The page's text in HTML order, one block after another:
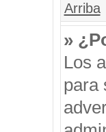
Arriba
»
Los
para